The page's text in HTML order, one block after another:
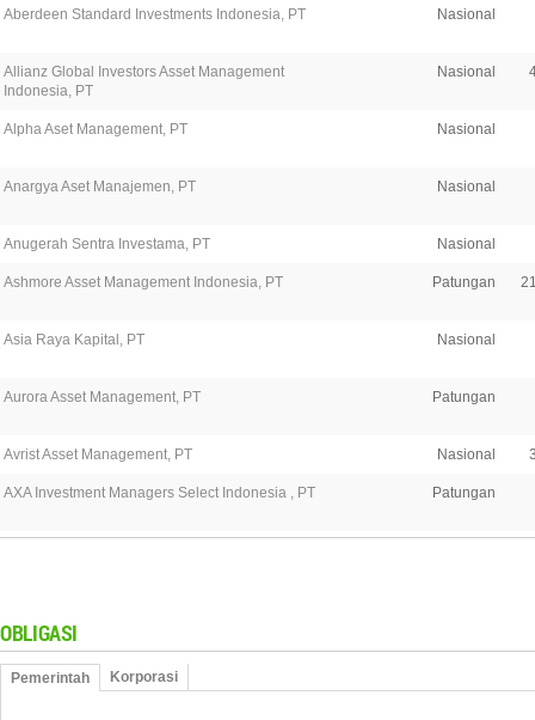
Aberdeen Standard Investments Indonesia, PT Nasional
Allianz Global Investors Asset Management
Indonesia, PT
Nasional
Alpha Aset Management, PT Nasional
Anargya Aset Manajemen, PT Nasional
Anugerah Sentra Investama, PT Nasional
Ashmore Asset Management Indonesia, PT Patungan
Asia Raya Kapital, PT Nasional
Aurora Asset Management, PT Patungan
Avrist Asset Management, PT Nasional
AXA Investment Managers Select Indonesia , PT Patungan
OBLIGASI
Pemerintah Korporasi